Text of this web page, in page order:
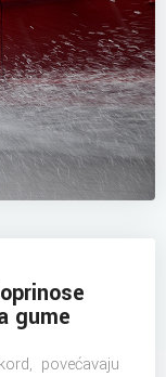
gume
povećavaju